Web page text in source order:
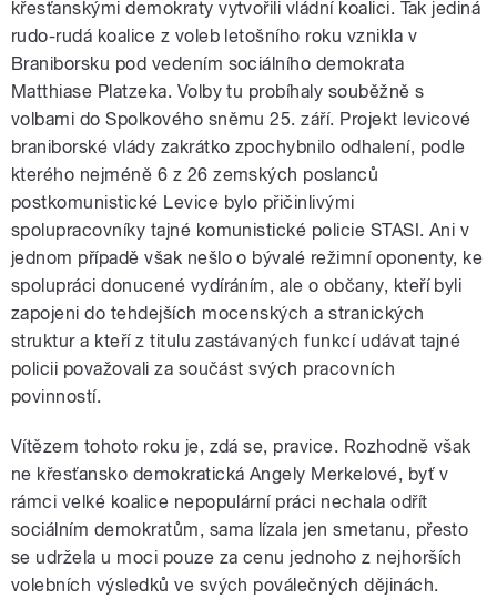
křesťanskými demokraty vytvořili vládní koalici. Tak jediná
rudo-rudá koalice z voleb letošního roku vznikla v
Braniborsku pod vedením sociálního demokrata
Matthiase Platzeka. Volby tu probíhaly souběžně s
volbami do Spolkového sněmu 25. září. Projekt levicové
braniborské vlády zakrátko zpochybnilo odhalení, podle
kterého nejméně 6 z 26 zemských poslanců
postkomunistické Levice bylo přičinlivými
spolupracovníky tajné komunistické policie STASI. Ani v
jednom případě však nešlo o bývalé režimní oponenty, ke
spolupráci donucené vydíráním, ale o občany, kteří byli
zapojeni do tehdejších mocenských a stranických
struktur a kteří z titulu zastávaných funkcí udávat tajné
policii považovali za součást svých pracovních
povinností.
Vítězem tohoto roku je, zdá se, pravice. Rozhodně však
ne křesťansko demokratická Angely Merkelové, byť v
rámci velké koalice nepopulární práci nechala odřít
sociálním demokratům, sama lízala jen smetanu, přesto
se udržela u moci pouze za cenu jednoho z nejhorších
volebních výsledků ve svých poválečných dějinách.